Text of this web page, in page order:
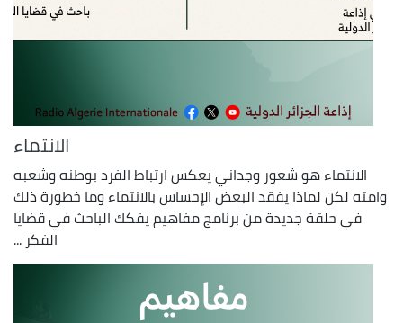
الانتماء
الانتماء هو شعور وجداني يعكس ارتباط الفرد بوطنه وشعبه
وامته لكن لماذا يفقد البعض الإحساس بالانتماء وما خطورة ذلك
في حلقة جديدة من برنامج مفاهيم يفكك الباحث في قضايا
الفكر ...